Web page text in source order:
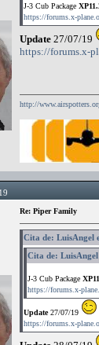
J-3 Cub Package
https://forums.x-
Update 27/07/19
https://forums.x-
http://
Re: Piper Family
Cita de: LuisAngel
Cita de:
J-3 Cub Package
https://forums.x-
Update27/07/19
https://forums.x-